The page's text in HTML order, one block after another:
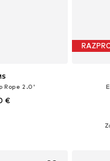
Rope 2.0'
€